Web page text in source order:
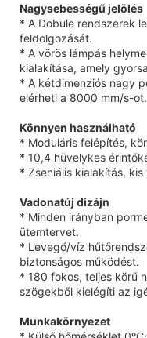
Nagysebességű jelölés
* A Dobule rendszerek
feldolgozását.
* A vörös lámpás
kialakítása, amely
* A kétdimenziós nagy
elérheti a 8000 mm/s-ot.
Könnyen használható
* Moduláris felépítés,
* 10,4 hüvelykes
* Zseniális kialakítás,
Vadonatúj dizájn
* Minden irányban
ütemtervet.
* Levegő/víz
biztonságos működést.
* 180 fokos, teljes körű
szögekből kielégíti az
Munkakörnyezet